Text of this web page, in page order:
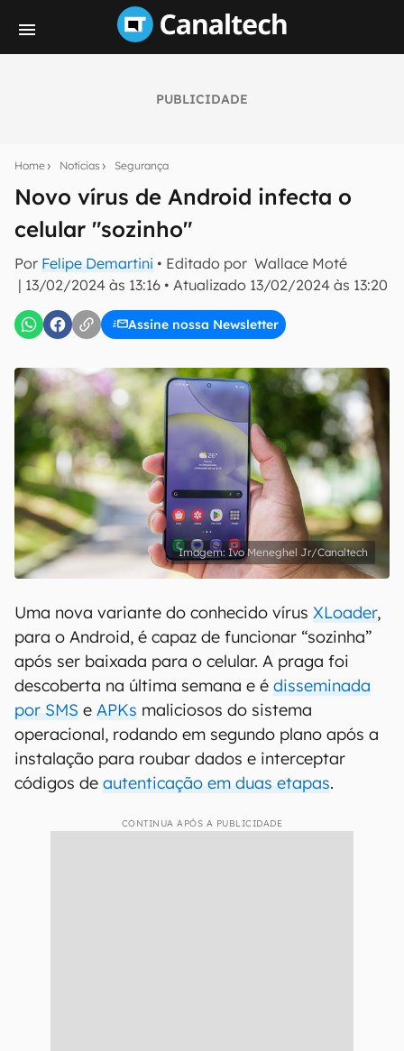
PUBLICIDADE
Home Notícias Segurança
Novo vírus de Android infecta o
celular "sozinho"
Por Felipe Demartini • Editado por Wallace Moté
| 13/02/2024 às 13:16 • Atualizado 13/02/2024 às 13:20
Assine nossa Newsletter
notícias e reviews sobre tecnologia em primeira
E-mail
Uso e Política de Privacidade do Canaltech.
Ivo Meneghel Jr/Canaltech
Uma nova variante do conhecido vírus XLoader,
para o Android, é capaz de funcionar “sozinha”
após ser baixada para o celular. A praga foi
descoberta na última semana e é disseminada
por SMS e APKs maliciosos do sistema
operacional, rodando em segundo plano após a
instalação para roubar dados e interceptar
códigos de autenticação em duas etapas.
CONTINUA APÓS A PUBLICIDADE